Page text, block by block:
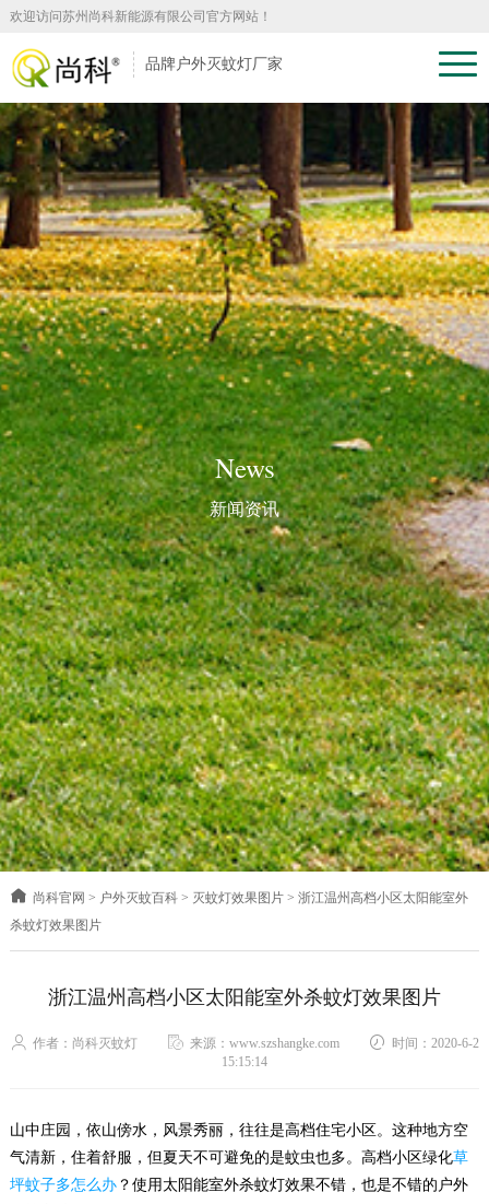
欢迎访问苏州尚科新能源有限公司官方网站！
品牌户外灭蚊灯厂家
News
新闻资讯
尚科官网 > 户外灭蚊百科 > 灭蚊灯效果图片 > 浙江温州高档小区太阳能室外
杀蚊灯效果图片
浙江温州高档小区太阳能室外杀蚊灯效果图片
作者：尚科灭蚊灯 来源：www.szshangke.com
时间：2020-6-2
15:15:14
山中庄园，依山傍水，风景秀丽，往往是高档住宅小区。这种地方空
气清新，住着舒服，但夏天不可避免的是蚊虫也多。高档小区绿化草
坪蚊子多怎么办？使用太阳能室外杀蚊灯效果不错，也是不错的户外